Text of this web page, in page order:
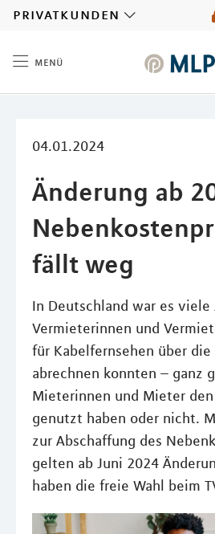
privatkunden
menü
04.01.2024
Änderung ab
fällt weg
In Deutschland war es viele
Vermieterinnen und
für Kabelfernsehen über
abrechnen konnten – ganz
Mieterinnen und Mieter den
genutzt haben oder nicht.
zur Abschaffung des
gelten ab Juni 2024
haben die freie Wahl beim